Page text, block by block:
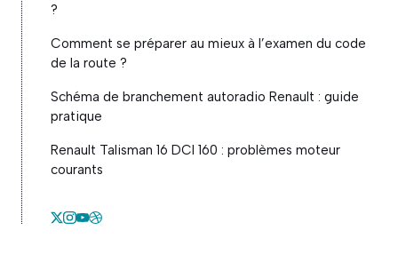
?
Comment se préparer au mieux à l’examen du code
de la route ?
Schéma de branchement autoradio Renault : guide
pratique
Renault Talisman 16 DCI 160 : problèmes moteur
courants